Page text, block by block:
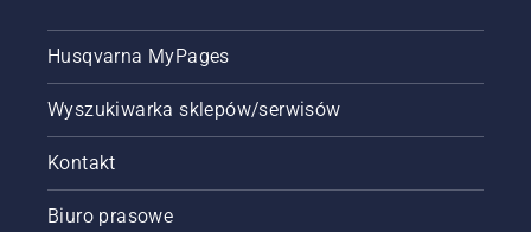
Husqvarna MyPages
Wyszukiwarka sklepów/serwisów
Kontakt
Biuro prasowe